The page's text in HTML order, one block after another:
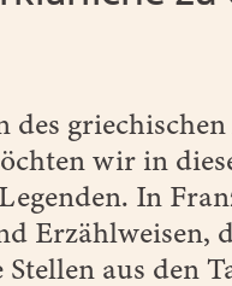
wir in
In
Erzählweisen,
aus den